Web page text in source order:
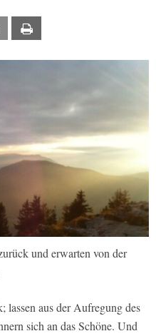
Email
und erwarten von der
lassen aus der Aufregung des
sich an das Schöne. Und